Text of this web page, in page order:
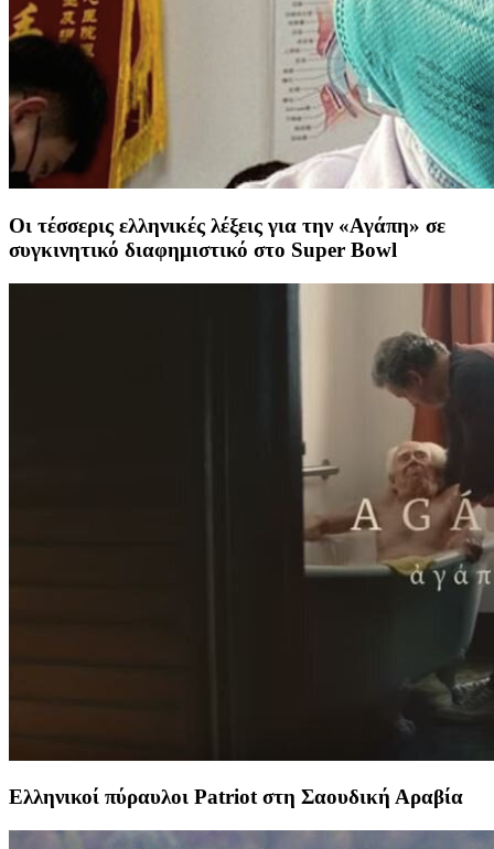
Οι τέσσερις ελληνικές λέξεις για την «Αγάπη» σε
συγκινητικό διαφημιστικό στο Super Bowl
Ελληνικοί πύραυλοι Patriot στη Σαουδική Αραβία